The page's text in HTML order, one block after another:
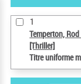
1
Temperton,
[Thriller]
Titre uniforme